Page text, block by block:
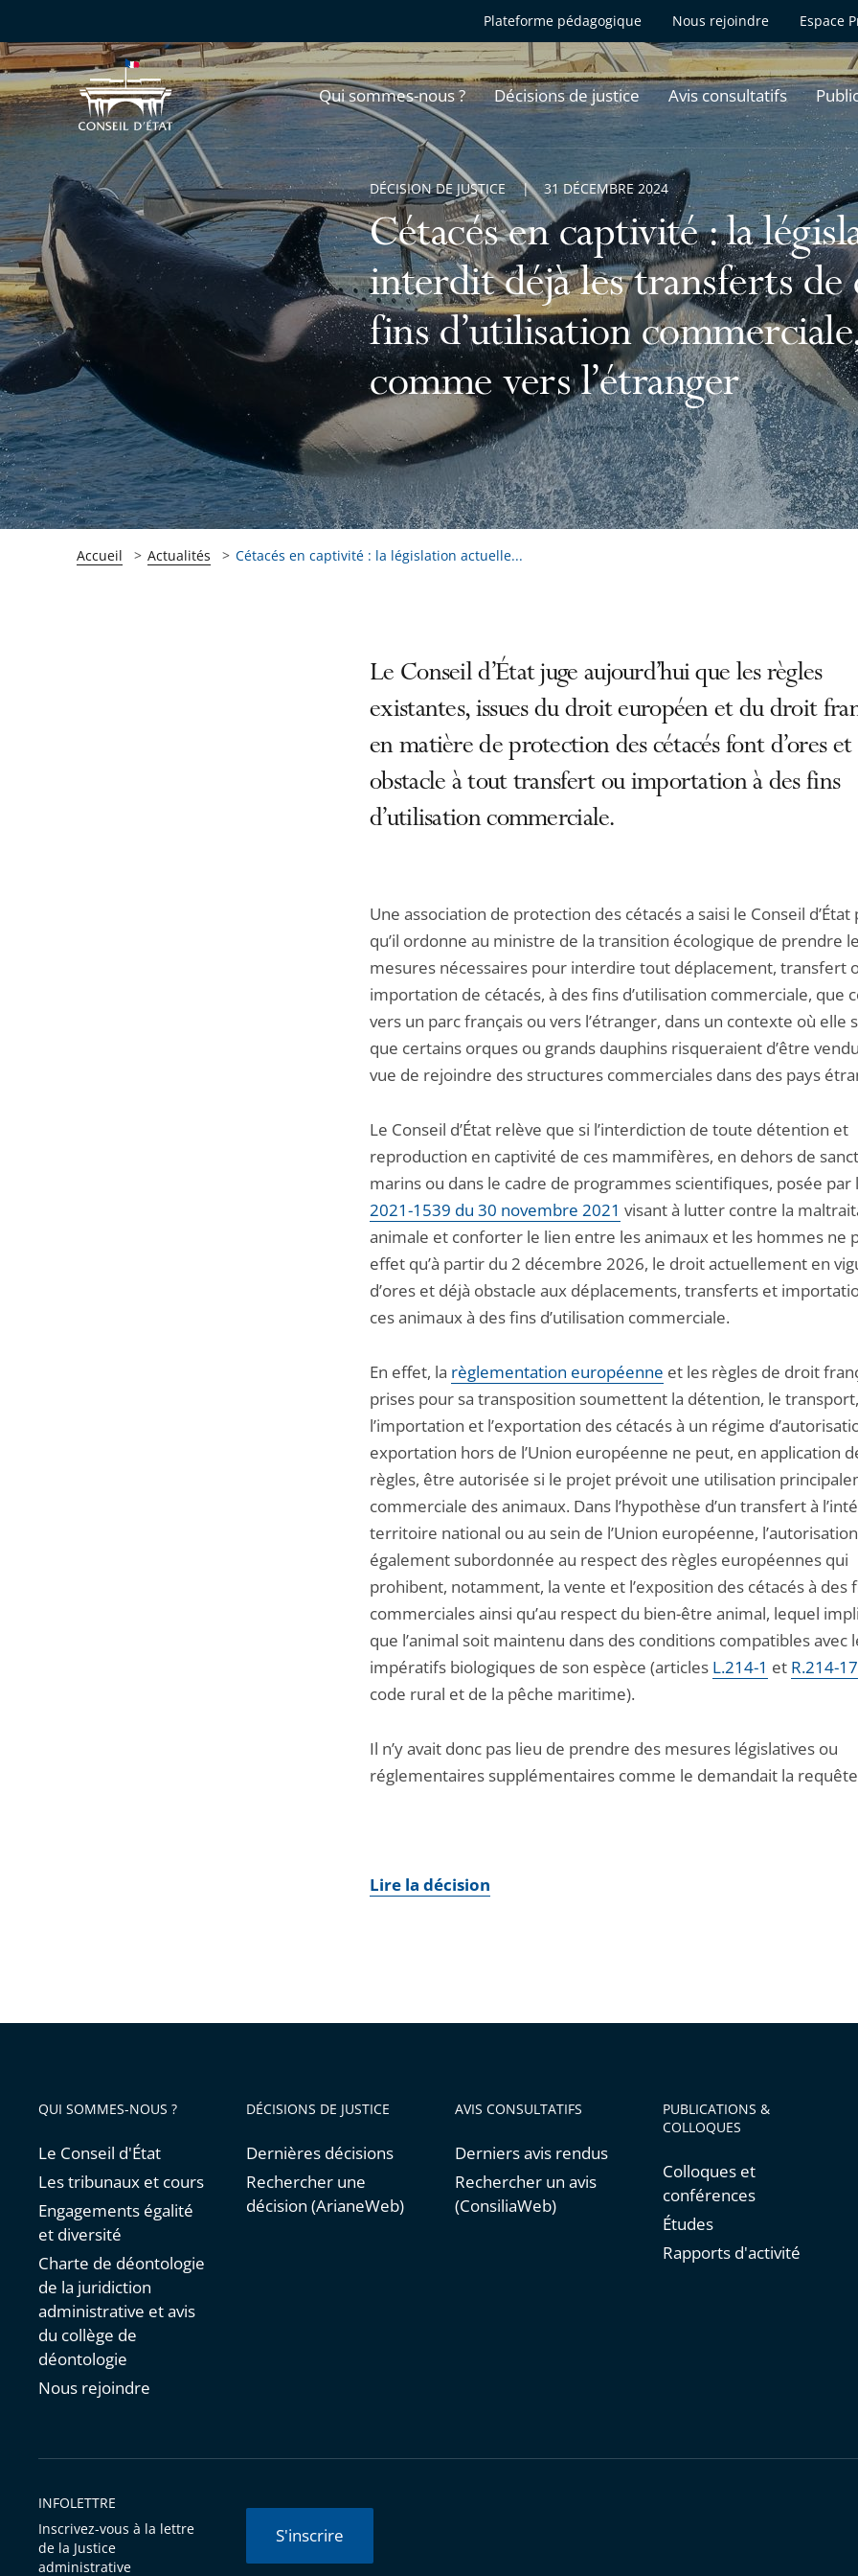
Plateforme pédagogique Nous rejoindre Espace
Qui sommes-nous ? Décisions de justice Avis consultatifs
Cétacés en captivité : la
interdit déjà les transferts de
fins d’utilisation
comme vers l’étranger
DÉCISION DE JUSTICE 31 DÉCEMBRE 2024
Accueil Actualités Cétacés en captivité : la législation actuelle...
Le Conseil d’État juge aujourd’hui que les règles
existantes, issues du droit européen et du droit
en matière de protection des cétacés font d’ores et
obstacle à tout transfert ou importation à des fins
d’utilisation commerciale.
Une association de protection des cétacés a saisi le Conseil d’État
qu’il ordonne au ministre de la transition écologique de prendre
mesures nécessaires pour interdire tout déplacement, transfert
importation de cétacés, à des fins d’utilisation commerciale, que
vers un parc français ou vers l’étranger, dans un contexte où elle
que certains orques ou grands dauphins risqueraient d’être
vue de rejoindre des structures commerciales dans des pays
Le Conseil d’État relève que si l’interdiction de toute détention et
reproduction en captivité de ces mammifères, en dehors de
marins ou dans le cadre de programmes scientifiques, posée par
2021-1539 du 30 novembre 2021 visant à lutter contre la
animale et conforter le lien entre les animaux et les hommes ne
effet qu’à partir du 2 décembre 2026, le droit actuellement en
d’ores et déjà obstacle aux déplacements, transferts et
ces animaux à des fins d’utilisation commerciale.
En effet, la règlementation européenne et les règles de droit
prises pour sa transposition soumettent la détention, le transport,
l’importation et l’exportation des cétacés à un régime
exportation hors de l’Union européenne ne peut, en application
règles, être autorisée si le projet prévoit une utilisation
commerciale des animaux. Dans l’hypothèse d’un transfert à
territoire national ou au sein de l’Union européenne,
également subordonnée au respect des règles européennes qui
prohibent, notamment, la vente et l’exposition des cétacés à des
commerciales ainsi qu’au respect du bien-être animal, lequel
que l’animal soit maintenu dans des conditions compatibles avec
impératifs biologiques de son espèce (articles L.214-1 et R.214-17
code rural et de la pêche maritime).
Il n’y avait donc pas lieu de prendre des mesures législatives ou
réglementaires supplémentaires comme le demandait la
Lire la décision
QUI SOMMES-NOUS ?
Le Conseil d'État
Les tribunaux et cours
Engagements égalité
et diversité
Charte de déontologie
de la juridiction
administrative et avis
du collège de
déontologie
Nous rejoindre
DÉCISIONS DE JUSTICE
Dernières décisions
Rechercher une
décision (ArianeWeb)
AVIS CONSULTATIFS
Derniers avis rendus
Rechercher un avis
(ConsiliaWeb)
PUBLICATIONS &
COLLOQUES
Colloques et
conférences
Études
Rapports d'activité
INFOLETTRE
Inscrivez-vous à la lettre
de la Justice
administrative
S'inscrire